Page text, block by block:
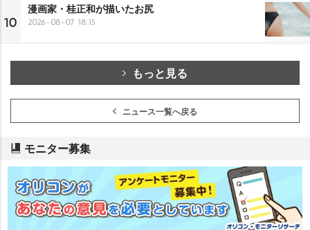
10
漫画家・桂正和が描いたお尻
2026-08-07 18:15
もっと見る
ニュース一覧へ戻る
モニター募集